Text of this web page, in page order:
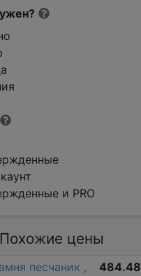
и PRO
Похожие цены
песчаник ,
484.48